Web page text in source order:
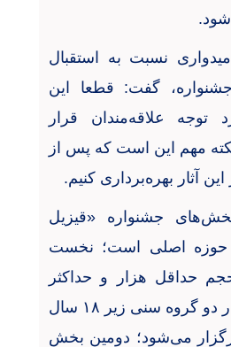
.
نسبت به استقبال
گفت: قطعا این
توجه علاقه‌مندان قرار
مهم این است که پس از
آثار بهره‌برداری کنیم.
جشنواره «قیزیل
حوزه اصلی است؛ نخست
حداقل هزار و حداکثر
دو گروه سنی زیر ۱۸ سال
می‌شود؛ دومین بخش